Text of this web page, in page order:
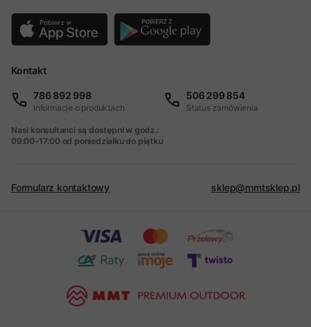
Kontakt
786 892 998
Informacje o produktach
506 299 854
Status zamówienia
Nasi konsultanci są dostępni w godz.:
09:00-17:00 od poniedziałku do piątku
Formularz kontaktowy sklep@mmtsklep.pl